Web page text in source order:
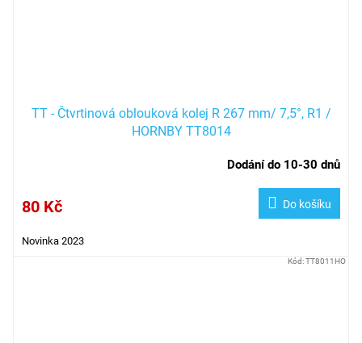
TT - Čtvrtinová oblouková kolej R 267 mm/ 7,5°, R1 /
HORNBY TT8014
Dodání do 10-30 dnů
80 Kč Do košíku
Novinka 2023
Kód:TT8011HO